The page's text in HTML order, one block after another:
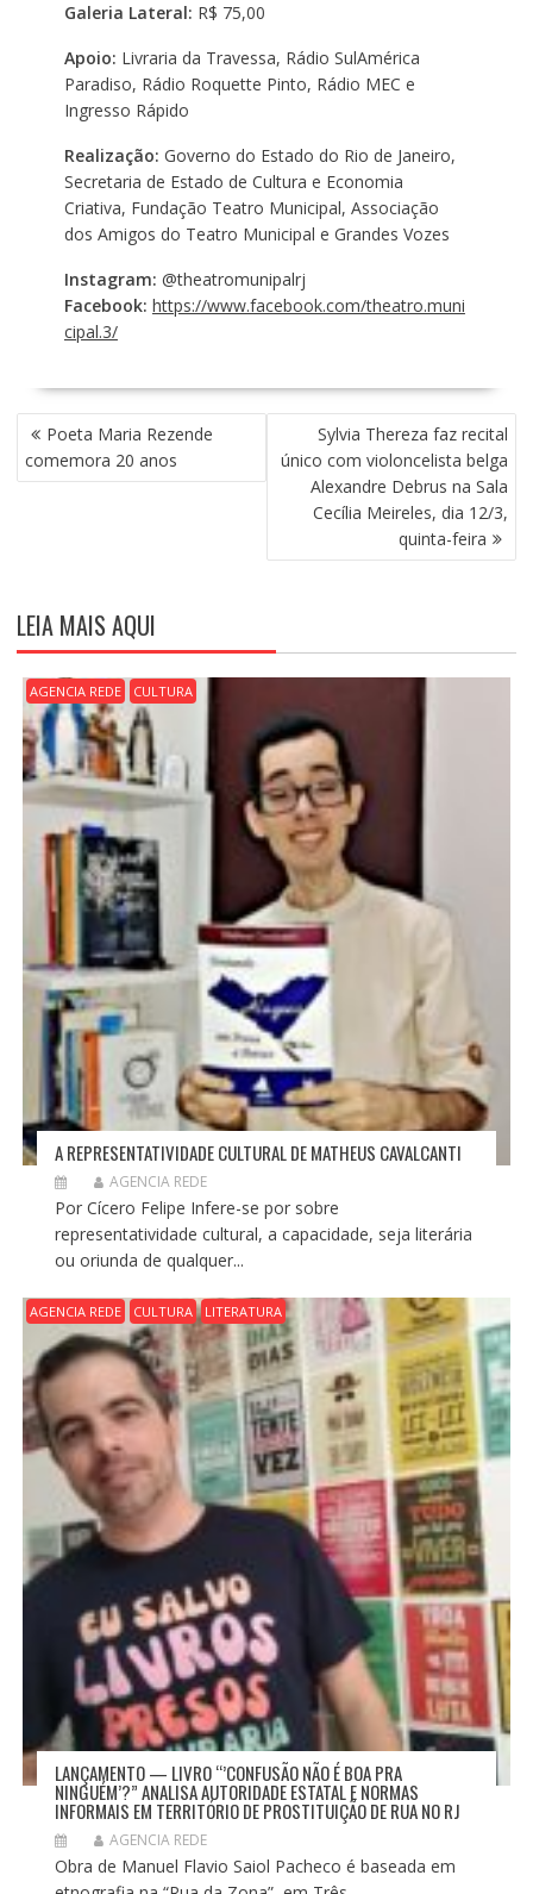
Galeria Lateral: R$ 75,00
Apoio: Livraria da Travessa, Rádio SulAmérica
Paradiso, Rádio Roquette Pinto, Rádio MEC e
Ingresso Rápido
Realização: Governo do Estado do Rio de Janeiro,
Secretaria de Estado de Cultura e Economia
Criativa, Fundação Teatro Municipal, Associação
dos Amigos do Teatro Municipal e Grandes Vozes
Instagram: @theatromunipalrj
Facebook: https://www.facebook.com/theatro.muni
cipal.3/
N
A
V
Ã
O
D
E
P
O
S
T
Poeta Maria Rezende
comemora 20 anos
Sylvia Thereza faz recital
único com violoncelista belga
Alexandre Debrus na Sala
Cecília Meireles, dia 12/3,
quinta-feira
LEIA MAIS AQUI
AGENCIA REDE CULTURA
A REPRESENTATIVIDADE CULTURAL DE MATHEUS CAVALCANTI
AGENCIA REDE
Por Cícero Felipe Infere-se por sobre
representatividade cultural, a capacidade, seja literária
ou oriunda de qualquer...
AGENCIA REDE CULTURA LITERATURA
LANÇAMENTO — LIVRO “’CONFUSÃO NÃO É BOA PRA
NINGUÉM’?” ANALISA AUTORIDADE ESTATAL E NORMAS
INFORMAIS EM TERRITÓRIO DE PROSTITUIÇÃO DE RUA NO RJ
AGENCIA REDE
Obra de Manuel Flavio Saiol Pacheco é baseada em